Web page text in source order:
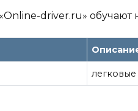
driver.ru» обучают